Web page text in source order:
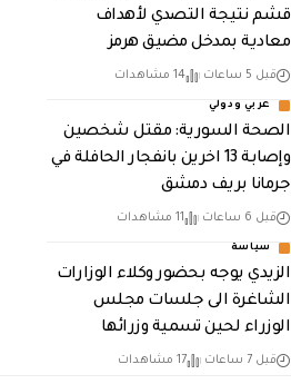
قشم نتيجة التصدي لأهداف
معادية بمدخل مضيق هرمز
قبل 5 ساعات 14 مشاهدات
عربي ودولي
الصحة السورية: مقتل شخصين
وإصابة 13 اخرين بانفجار الحافلة في
جرمانا بريف دمشق
قبل 6 ساعات 11 مشاهدات
سياسة
الزيدي يوجه بحضور وكلاء الوزارات
الشاغرة الى جلسات مجلس
الوزراء لحين تسمية وزرائها
قبل 7 ساعات 17 مشاهدات